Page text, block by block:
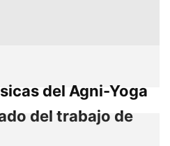
del Agni-Yoga
del trabajo de